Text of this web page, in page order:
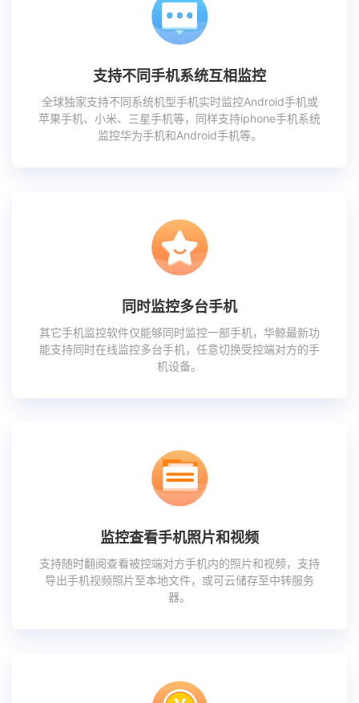
支持不同手机系统互相监控
全球独家支持不同系统机型手机实时监控Android手机或
苹果手机、小米、三星手机等，同样支持iphone手机系统
监控华为手机和Android手机等。
同时监控多台手机
其它手机监控软件仅能够同时监控一部手机，华鲸最新功
能支持同时在线监控多台手机，任意切换受控端对方的手
机设备。
监控查看手机照片和视频
支持随时翻阅查看被控端对方手机内的照片和视频，支持
导出手机视频照片至本地文件，或可云储存至中转服务
器。